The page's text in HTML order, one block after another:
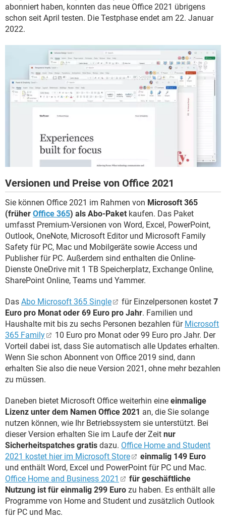
abonniert haben, konnten das neue Office 2021 übrigens
schon seit April testen. Die Testphase endet am 22. Januar
2022.
Versionen und Preise von Office 2021
Sie können Office 2021 im Rahmen von Microsoft 365
(früher Office 365) als Abo-Paket kaufen. Das Paket
umfasst Premium-Versionen von Word, Excel, PowerPoint,
Outlook, OneNote, Microsoft Editor und Microsoft Family
Safety für PC, Mac und Mobilgeräte sowie Access und
Publisher für PC. Außerdem sind enthalten die Online-
Dienste OneDrive mit 1 TB Speicherplatz, Exchange Online,
SharePoint Online, Teams und Yammer.
Das Abo Microsoft 365 Single für Einzelpersonen kostet 7
Euro pro Monat oder 69 Euro pro Jahr. Familien und
Haushalte mit bis zu sechs Personen bezahlen für Microsoft
365 Family
10 Euro pro Monat oder 99 Euro pro Jahr. Der
Vorteil dabei ist, dass Sie automatisch alle Updates erhalten.
Wenn Sie schon Abonnent von Office 2019 sind, dann
erhalten Sie also die neue Version 2021, ohne mehr bezahlen
zu müssen.
Daneben bietet Microsoft Office weiterhin eine einmalige
Lizenz unter dem Namen Office 2021 an, die Sie solange
nutzen können, wie Ihr Betriebssystem sie unterstützt. Bei
dieser Version erhalten Sie im Laufe der Zeit nur
Sicherheitspatches gratis dazu. Office Home and Student
2021 kostet hier im Microsoft Store
einmalig 149 Euro
und enthält Word, Excel und PowerPoint für PC und Mac.
Office Home and Business 2021
für geschäftliche
Nutzung ist für einmalig 299 Euro zu haben. Es enthält alle
Programme von Home and Student und zusätzlich Outlook
für PC und Mac.